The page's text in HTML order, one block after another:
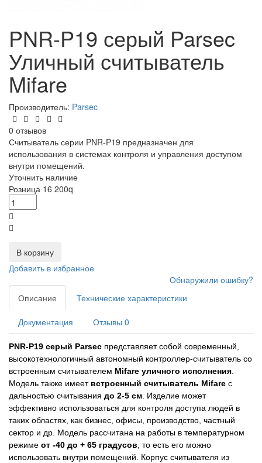
PNR-P19 серый Parsec
Уличный считыватель
Mifare
Производитель: Parsec
0 отзывов
Считыватель серии PNR-P19 предназначен для
использования в системах контроля и управления доступом
внутри помещений.
Уточнить наличие
Розница 16 200q
В корзину
Добавить в избранное
Обнаружили ошибку?
Описание
Технические характеристики
Документация Отзывы 0
PNR-P19 серый Parsec​ представляет собой современный,
высокотехнологичный автономный контроллер-считыватель со
встроенным считывателем Mifare уличного исполнения.
Модель также имеет встроенный считыватель Mifare с
дальностью считывания до 2-5 см. Изделие может
эффективно использоваться для контроля доступа людей в
таких областях, как бизнес, офисы, производство, частный
сектор и др. Модель рассчитана на работы в температурном
режиме от -40 до + 65 градусов, то есть его можно
использовать внутри помещений. Корпус считывателя из